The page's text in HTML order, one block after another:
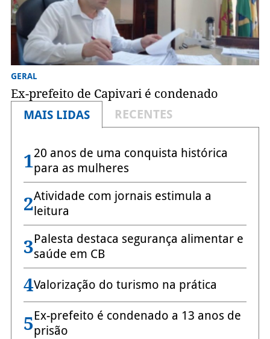
GERAL
Ex-prefeito de Capivari é condenado
MAIS LIDAS
RECENTES
120 anos de uma conquista histórica
para as mulheres
2Atividade com jornais estimula a
leitura
3Palesta destaca segurança alimentar e
saúde em CB
4Valorização do turismo na prática
5Ex-prefeito é condenado a 13 anos de
prisão